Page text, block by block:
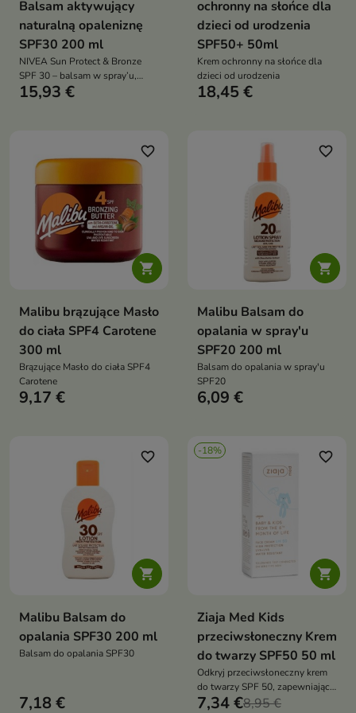
Balsam aktywujący
naturalną opaleniznę
SPF30 200 ml
NIVEA Sun Protect & Bronze
SPF 30 – balsam w spray’u,
który chroni skórę i aktywuje
15,93 €
ochronny na słońce dla
dzieci od urodzenia
SPF50+ 50ml
Krem ochronny na słońce dla
dzieci od urodzenia
18,45 €

favorite_border
Malibu brązujące Masło
do ciała SPF4 Carotene
300 ml
Brązujące Masło do ciała SPF4
Carotene
9,17 €

favorite_border
Malibu Balsam do
opalania w spray'u
SPF20 200 ml
Balsam do opalania w spray'u
SPF20
6,09 €

favorite_border
Malibu Balsam do
opalania SPF30 200 ml
Balsam do opalania SPF30
7,18 €
-18%

favorite_border
Ziaja Med Kids
przeciwsłoneczny Krem
do twarzy SPF50 50 ml
Odkryj przeciwsłoneczny krem
do twarzy SPF 50, zapewniający
wysoką ochronę UVA+UVB oraz
7,34 €8,95 €